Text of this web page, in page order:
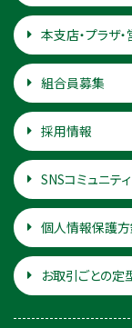
本支店・プラザ
組合員募集
採用情報
SNSコミュニテ
個人情報保護
お取引ごとの定